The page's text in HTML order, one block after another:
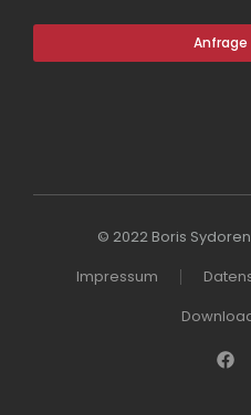
© 2022 Boris
Impressum